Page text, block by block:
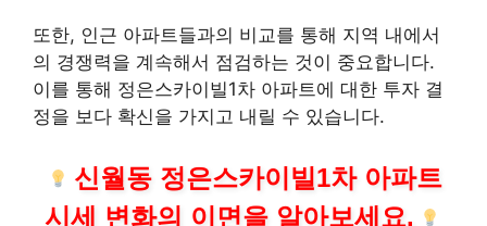
또한, 인근 아파트들과의 비교를 통해 지역 내에서
의 경쟁력을 계속해서 점검하는 것이 중요합니다.
이를 통해 정은스카이빌1차 아파트에 대한 투자 결
정을 보다 확신을 가지고 내릴 수 있습니다.
신월동 정은스카이빌1차 아파트
시세 변화의 이면을 알아보세요.